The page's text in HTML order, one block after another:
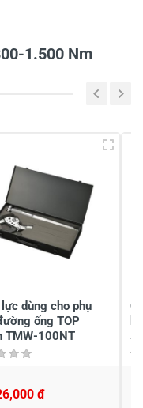
-
phẩm
1.500 Nm
dùng cho phụ
ống TOP
TMW-100NT
đ